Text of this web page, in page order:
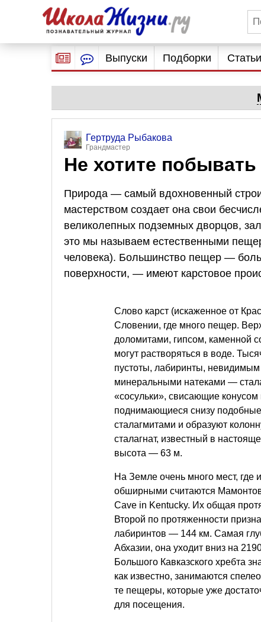
Выпуски Подборки Статьи
Гертруда Рыбакова
Грандмастер
Не хотите
Природа — самый вдохновенный
мастерством создает она свои
великолепных подземных дворцов,
это мы называем естественными
человека). Большинство пещер —
поверхности, — имеют карстовое
Слово карст (искаженное от
Словении, где много пещер.
доломитами, гипсом, каменной
могут растворяться в воде.
пустоты, лабиринты,
минеральными натеками —
«сосульки», свисающие
поднимающиеся снизу
сталагмитами и образуют
сталагнат, известный в
высота — 63 м.
На Земле очень много мест,
обширными считаются
Cave in Kentucky. Их общая
Второй по протяженности
лабиринтов — 144 км. Самая
Абхазии, она уходит вниз на
Большого Кавказского хребта
как известно, занимаются
те пещеры, которые уже
для посещения.